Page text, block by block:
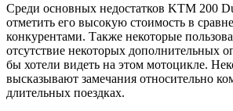
Среди основных недостатков KTM 200
отметить его высокую стоимость в
конкурентами. Также некоторые
отсутствие некоторых дополнительных
бы хотели видеть на этом мотоцикле.
высказывают замечания относительно
длительных поездках.